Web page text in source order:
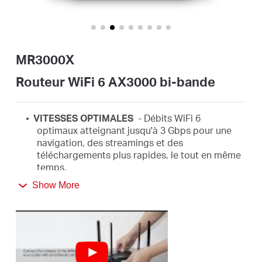
Français
MR3000X
Routeur WiFi 6 AX3000 bi-bande
VITESSES OPTIMALES - Débits WiFi 6
optimaux atteignant jusqu'à 3 Gbps pour une
navigation, des streamingset des
téléchargements plus rapides, le tout en même
temps.
congestion et quadrupler le débit moyen.
WiFi LONGUE PORTEE– 4 antennes
multidirectionnelles à gain élevé avec
Show More